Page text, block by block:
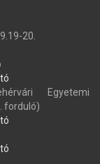
20.
Egyetemi
forduló)